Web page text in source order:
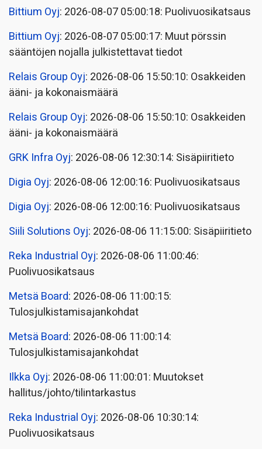
Bittium Oyj: 2026-08-07 05:00:18: Puolivuosikatsaus
Bittium Oyj: 2026-08-07 05:00:17: Muut pörssin
sääntöjen nojalla julkistettavat tiedot
Relais Group Oyj: 2026-08-06 15:50:10: Osakkeiden
ääni- ja kokonaismäärä
Relais Group Oyj: 2026-08-06 15:50:10: Osakkeiden
ääni- ja kokonaismäärä
GRK Infra Oyj: 2026-08-06 12:30:14: Sisäpiiritieto
Digia Oyj: 2026-08-06 12:00:16: Puolivuosikatsaus
Digia Oyj: 2026-08-06 12:00:16: Puolivuosikatsaus
Siili Solutions Oyj: 2026-08-06 11:15:00: Sisäpiiritieto
Reka Industrial Oyj: 2026-08-06 11:00:46:
Puolivuosikatsaus
Metsä Board: 2026-08-06 11:00:15:
Tulosjulkistamisajankohdat
Metsä Board: 2026-08-06 11:00:14:
Tulosjulkistamisajankohdat
Ilkka Oyj: 2026-08-06 11:00:01: Muutokset
hallitus/johto/tilintarkastus
Reka Industrial Oyj: 2026-08-06 10:30:14:
Puolivuosikatsaus